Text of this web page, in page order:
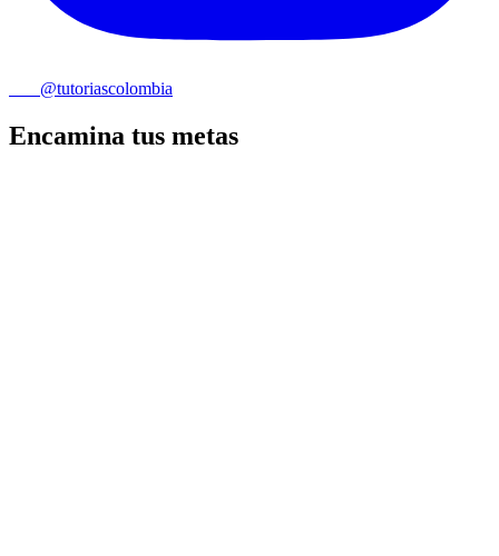
@tutoriascolombia
Encamina tus metas